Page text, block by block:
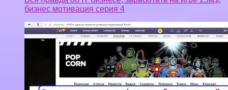
бизнес мотивация серия 4